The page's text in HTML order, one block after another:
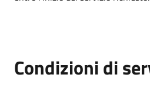
Condizioni di